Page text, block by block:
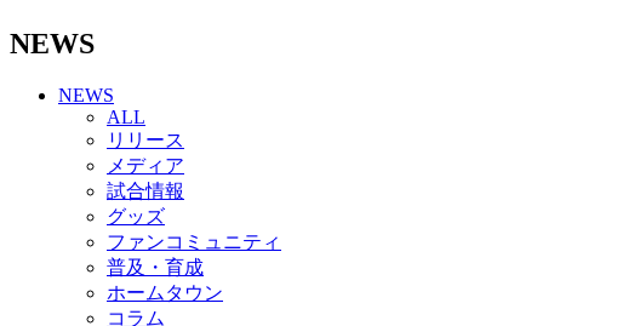
バモス
チアダンススクール
ボランティアチーム「volundeer」
ビクトリーロード
HOMEGAME
観戦ルール＆マナー
ホームゲーム運営管理規定
Jリーグ運営管理規定
写真・動画使用ガイドライン
NEWS
NEWS
ALL
リリース
メディア
試合情報
グッズ
ファンコミュニティ
普及・育成
ホームタウン
コラム